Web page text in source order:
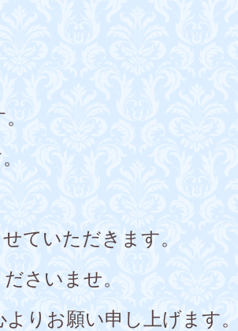
ていただきます。
さいませ。
りお願い申し上げます。